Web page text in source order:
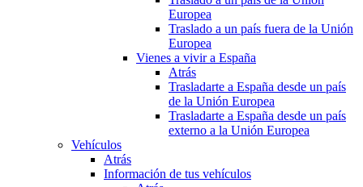
Europea
Traslado a un país fuera de la Unión
Europea
Vienes a vivir a España
Atrás
Trasladarte a España desde un país
de la Unión Europea
Trasladarte a España desde un país
externo a la Unión Europea
Vehículos
Atrás
Información de tus vehículos